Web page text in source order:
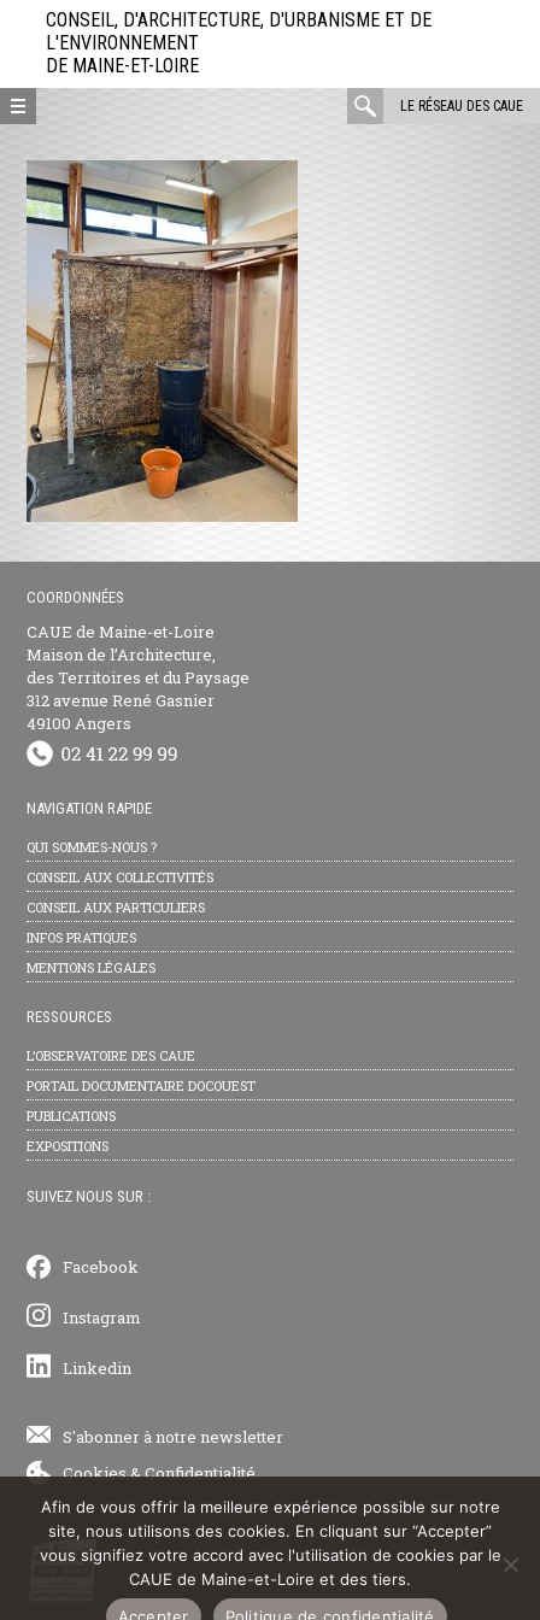
directement
contenu
CONSEIL, D'ARCHITECTURE, D'URBANISME ET DE
L'ENVIRONNEMENT
DE MAINE-ET-LOIRE
LE RÉSEAU DES CAUE
rechercher
COORDONNÉES
CAUE de Maine-et-Loire
Maison de l’Architecture,
des Territoires et du Paysage
312 avenue René Gasnier
49100 Angers
NAVIGATION RAPIDE
QUI SOMMES-NOUS ?
CONSEIL AUX COLLECTIVITÉS
CONSEIL AUX PARTICULIERS
INFOS PRATIQUES
MENTIONS LÉGALES
RESSOURCES
L’OBSERVATOIRE DES CAUE
PORTAIL DOCUMENTAIRE DOCOUEST
PUBLICATIONS
EXPOSITIONS
SUIVEZ NOUS SUR :
Facebook
Instagram
Linkedin
S'abonner à notre newsletter
Cookies&Confidentialité
Afin de vous offrir la meilleure expérience possible sur notre
site, nous utilisons des cookies. En cliquant sur “Accepter”
vous signifiez votre accord avec l'utilisation de cookies par le
CAUE de Maine-et-Loire et des tiers.
Accepter
Politique de confidentialité